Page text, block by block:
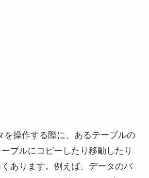
を操作する際に、あるテーブルの
ブルにコピーしたり移動したり
あります。例えば、データのバ